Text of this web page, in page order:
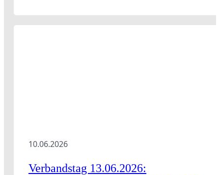
10.06.2026
Verbandstag 13.06.2026: